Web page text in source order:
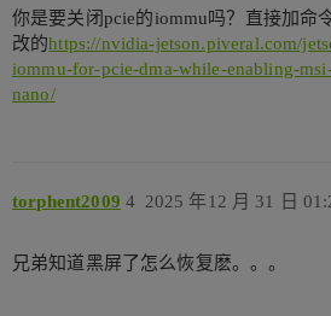
你是要关闭pcie的iommu吗？直接加命
改的https://nvidia-jetson.piveral.com/
iommu-for-pcie-dma-while-enabling-
nano/
torphent2009 2025 年12 月 31 日
4
兄弟知道黑屏了怎么恢复麽。。。